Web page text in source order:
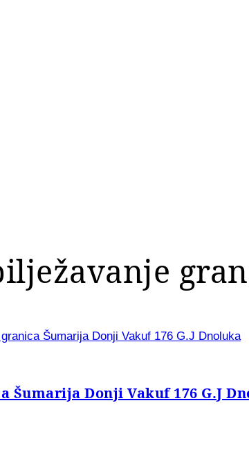
Šumarija Donji Vakuf 176 G.J Dnoluka
Šumarija Donji Vakuf 176 G.J